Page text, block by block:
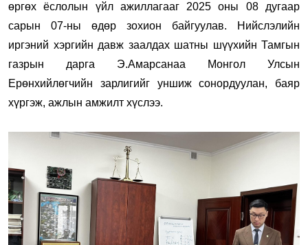
өргөх ёслолын үйл ажиллагааг 2025 оны 08 дугаар
сарын 07-ны өдөр зохион байгуулав. Нийслэлийн
иргэний хэргийн давж заалдах шатны шүүхийн Тамгын
газрын дарга Э.Амарсанаа Монгол Улсын
Ерөнхийлөгчийн зарлигийг уншиж сонордуулан, баяр
хүргэж, ажлын амжилт хүслээ.